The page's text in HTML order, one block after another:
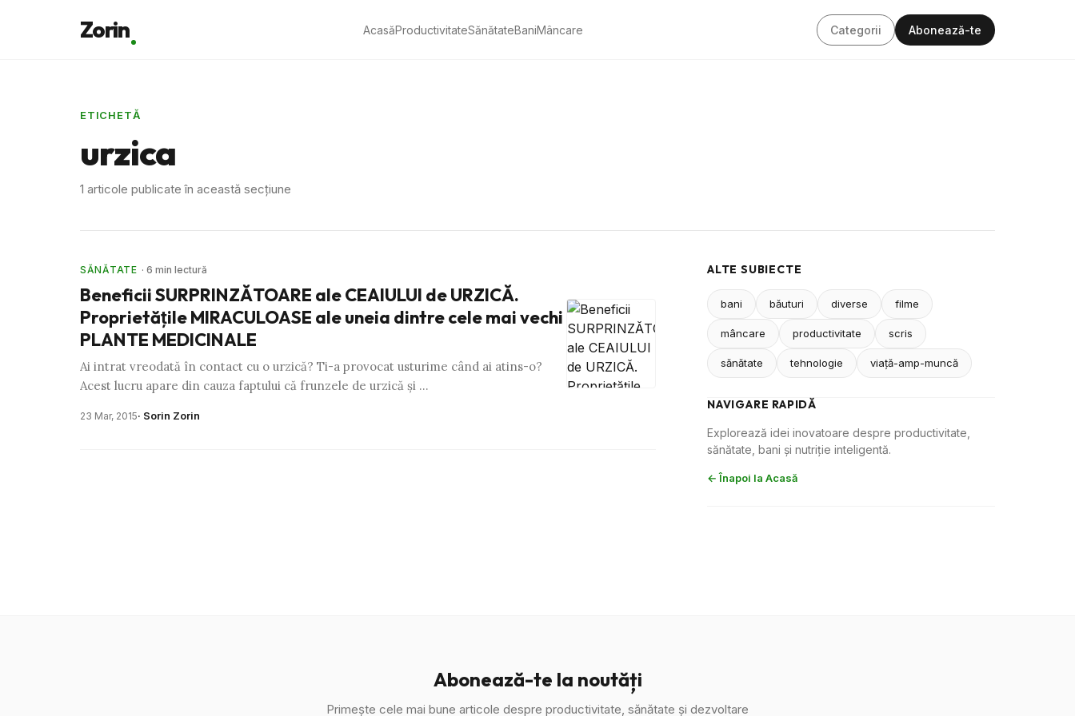
Zorin AcasăProductivitateSănătateBaniMâncare Categorii Abonează-te
ETICHETĂ
urzica
1 articole publicate în această secțiune
SĂNĂTATE · 6 min lectură
Beneficii SURPRINZĂTOARE ale CEAIULUI de URZICĂ.
Proprietăţile MIRACULOASE ale uneia dintre cele mai vechi
PLANTE MEDICINALE
Ai intrat vreodată în contact cu o urzică? Ti-a provocat usturime când ai atins-o?
Acest lucru apare din cauza faptului că frunzele de urzică şi …
23 Mar, 2015· Sorin Zorin
ALTE SUBIECTE
bani băuturi diverse filme
mâncare productivitate scris
sănătate tehnologie viaţă-amp-muncă
NAVIGARE RAPIDĂ
Explorează idei inovatoare despre productivitate,
sănătate, bani și nutriție inteligentă.
← Înapoi la Acasă
Abonează-te la noutăți
Primește cele mai bune articole despre productivitate, sănătate și dezvoltare